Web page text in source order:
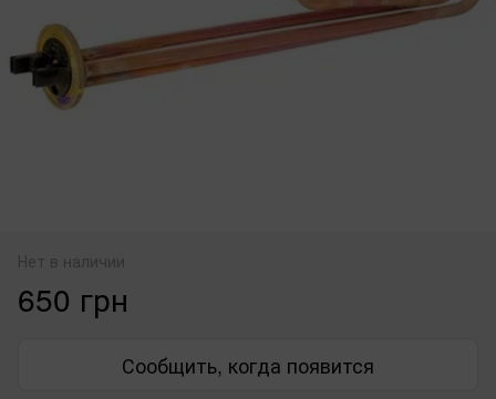
Нет в наличии
650 грн
Сообщить, когда появится